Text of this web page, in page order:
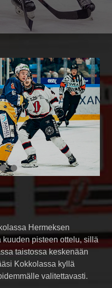
Hermeksen
pisteen ottelu, sillä
taistossa keskenään
Kokkolassa kyllä
valitettavasti.